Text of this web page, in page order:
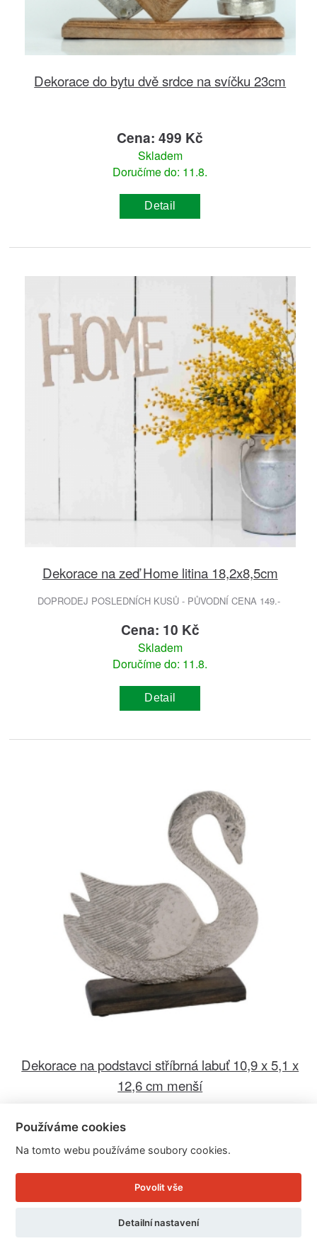
Dekorace do bytu dvě srdce na svíčku 23cm
Cena: 499 Kč
Skladem
Doručíme do: 11.8.
Detail
Dekorace na zeď Home litina 18,2x8,5cm
DOPRODEJ POSLEDNÍCH KUSŮ - PŮVODNÍ CENA 149.-
Cena: 10 Kč
Skladem
Doručíme do: 11.8.
Detail
Dekorace na podstavci stříbrná labuť 10,9 x 5,1 x
12,6 cm menší
Cena: 50 Kč
Skladem
Doručíme do: 11.8.
Používáme cookies
Na tomto webu používáme soubory cookies.
Povolit vše
Detailní nastavení